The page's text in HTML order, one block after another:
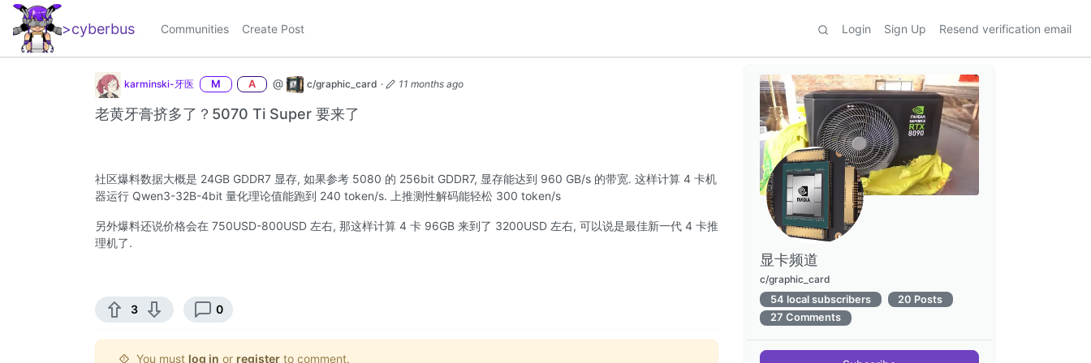
>cyberbus Communities Create Post Login Sign Up Resend verification email
karminski-牙医 M A @ c/graphic_card · 11 months ago
老黄牙膏挤多了？5070 Ti Super 要来了
社区爆料数据大概是 24GB GDDR7 显存, 如果参考 5080 的 256bit GDDR7, 显存能达到 960 GB/s 的带宽. 这样计算 4 卡机
器运行 Qwen3-32B-4bit 量化理论值能跑到 240 token/s. 上推测性解码能轻松 300 token/s
另外爆料还说价格会在 750USD-800USD 左右, 那这样计算 4 卡 96GB 来到了 3200USD 左右, 可以说是最佳新一代 4 卡推
理机了.
3 0
You must log in or register to comment.
显卡频道
c/graphic_card
54 local subscribers
20 Posts
27 Comments